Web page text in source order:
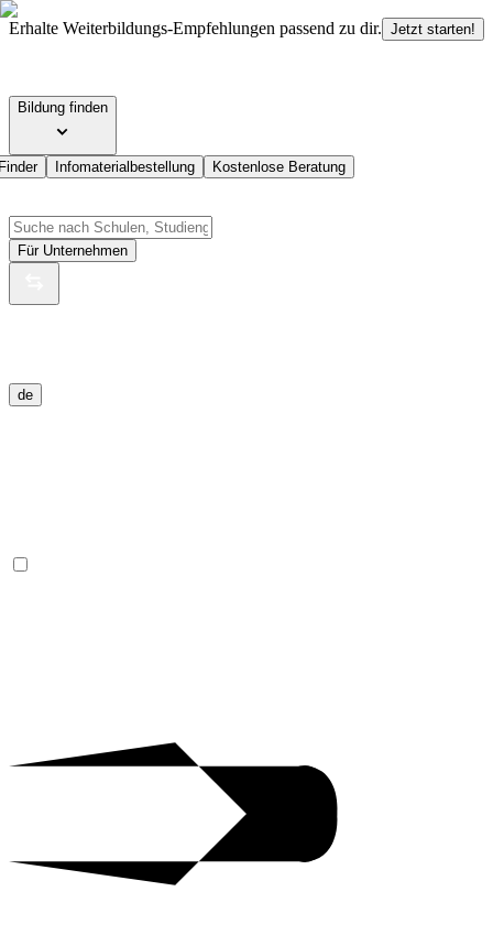
Erhalte Weiterbildungs-Empfehlungen passend zu dir. Jetzt starten!
Bildung finden
Infomaterialbestellung Kostenlose Beratung
Für Unternehmen
de